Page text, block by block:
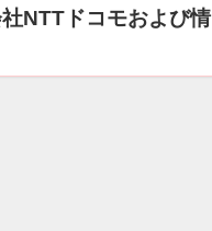
NTTドコモおよび情